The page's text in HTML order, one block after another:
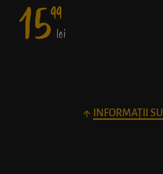
1599
lei
INFORMAȚII